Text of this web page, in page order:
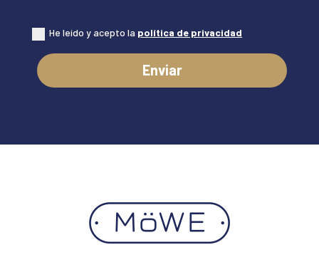
He leído y acepto la política de privacidad
Enviar